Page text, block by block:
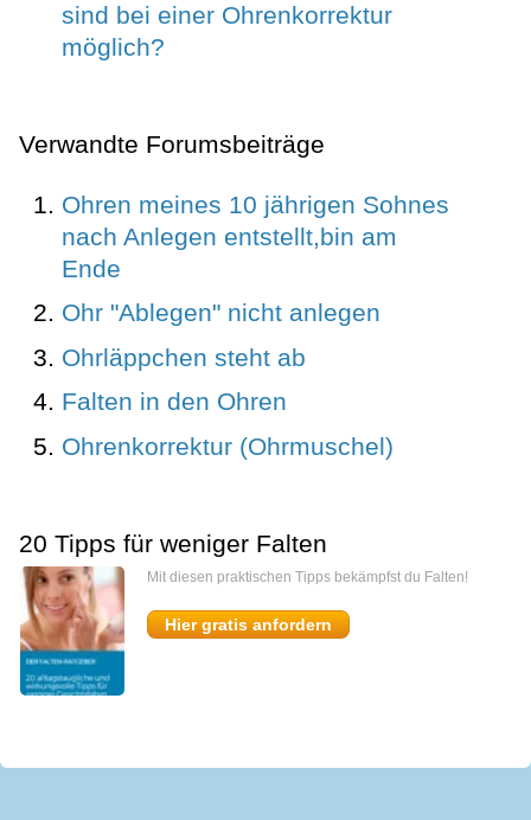
sind bei einer Ohrenkorrektur
möglich?
Verwandte Forumsbeiträge
Ohren meines 10 jährigen Sohnes
nach Anlegen entstellt,bin am
Ende
Ohr "Ablegen" nicht anlegen
Ohrläppchen steht ab
Falten in den Ohren
Ohrenkorrektur (Ohrmuschel)
20 Tipps für weniger Falten
Mit diesen praktischen Tipps bekämpfst du Falten!
Hier gratis anfordern